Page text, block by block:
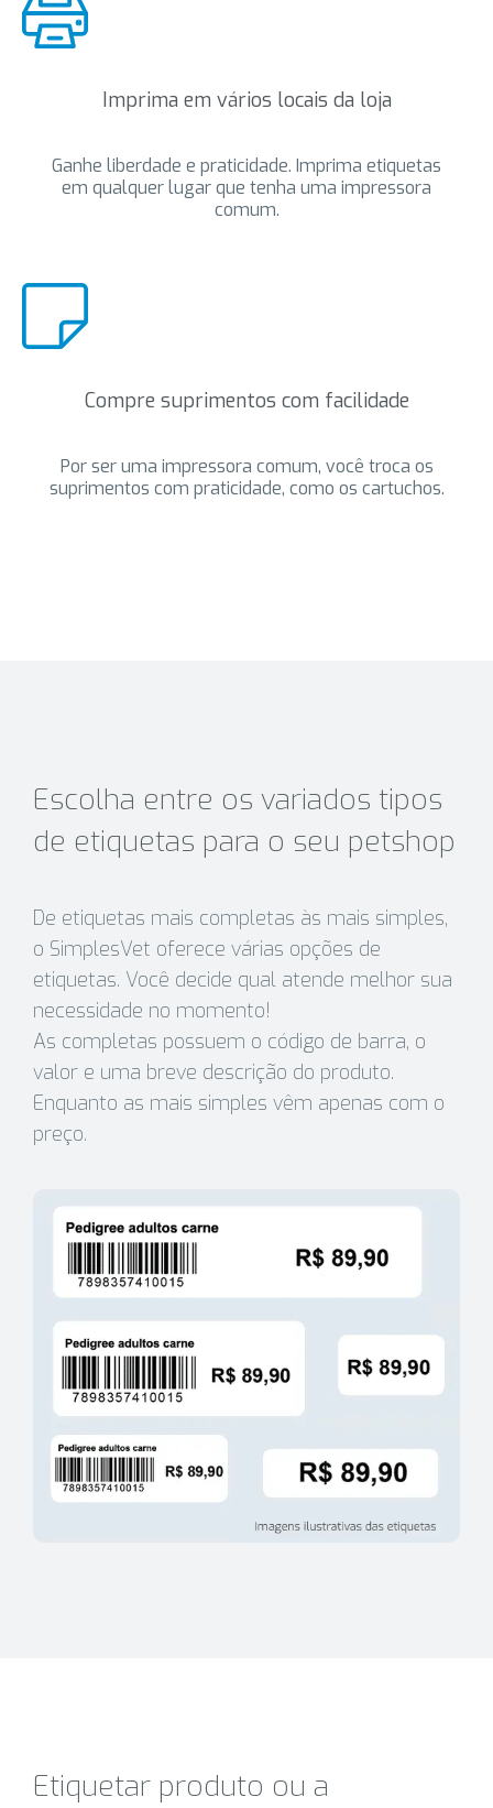
Imprima em vários locais da loja
Ganhe liberdade e praticidade. Imprima etiquetas
em qualquer lugar que tenha uma impressora
comum.
Compre suprimentos com facilidade
Por ser uma impressora comum, você troca os
suprimentos com praticidade, como os cartuchos.
Escolha entre os variados tipos
de etiquetas para o seu petshop
De etiquetas mais completas às mais simples,
o SimplesVet oferece várias opções de
etiquetas. Você decide qual atende melhor sua
necessidade no momento!
As completas possuem o código de barra, o
valor e uma breve descrição do produto.
Enquanto as mais simples vêm apenas com o
preço.
Etiquetar produto ou a